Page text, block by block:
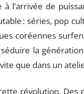
l’arrivée de
: séries, pop
coréennes
la
que dans un
révolution. Des